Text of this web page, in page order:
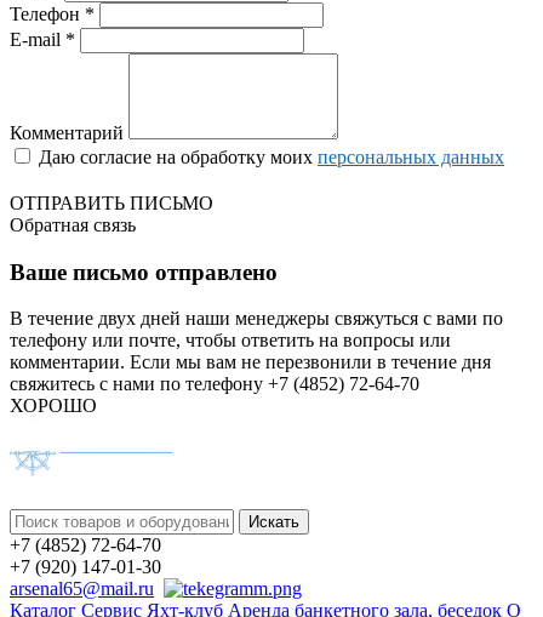
Телефон *
E-mail *
Комментарий
Даю согласие на обработку моих персональных данных
ОТПРАВИТЬ ПИСЬМО
Обратная связь
Ваше письмо отправлено
В течение двух дней наши менеджеры свяжуться с вами по
телефону или почте, чтобы ответить на вопросы или
комментарии. Если мы вам не перезвонили в течение дня
свяжитесь с нами по телефону +7 (4852) 72-64-70
ХОРОШО
+7 (4852) 72-64-70
+7 (920) 147-01-30
arsenal65@mail.ru
Каталог Сервис Яхт-клуб Аренда банкетного зала, беседок О